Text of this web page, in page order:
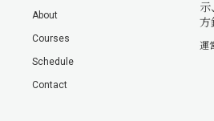
About
Courses
Schedule
Contact
示
方
運